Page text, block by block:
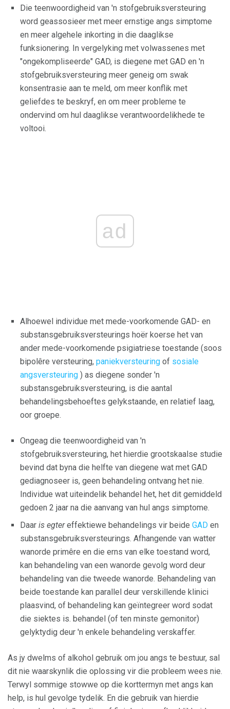
Die teenwoordigheid van 'n stofgebruiksversteuring
word geassosieer met meer ernstige angs simptome
en meer algehele inkorting in die daaglikse
funksionering. In vergelyking met volwassenes met
"ongekompliseerde" GAD, is diegene met GAD en 'n
stofgebruiksversteuring meer geneig om swak
konsentrasie aan te meld, om meer konflik met
geliefdes te beskryf, en om meer probleme te
ondervind om hul daaglikse verantwoordelikhede te
voltooi.
ad
Alhoewel individue met mede-voorkomende GAD- en
substansgebruiksversteurings hoër koerse het van
ander mede-voorkomende psigiatriese toestande (soos
bipolêre versteuring, paniekversteuring of sosiale
angsversteuring ) as diegene sonder 'n
substansgebruiksversteuring, is die aantal
behandelingsbehoeftes gelykstaande, en relatief laag,
oor groepe.
Ongeag die teenwoordigheid van 'n
stofgebruiksversteuring, het hierdie grootskaalse studie
bevind dat byna die helfte van diegene wat met GAD
gediagnoseer is, geen behandeling ontvang het nie.
Individue wat uiteindelik behandel het, het dit gemiddeld
gedoen 2 jaar na die aanvang van hul angs simptome.
Daar is egtereffektiewe behandelings vir beide GAD en
substansgebruiksversteurings. Afhangende van watter
wanorde primêre en die erns van elke toestand word,
kan behandeling van een wanorde gevolg word deur
behandeling van die tweede wanorde. Behandeling van
beide toestande kan parallel deur verskillende klinici
plaasvind, of behandeling kan geïntegreer word sodat
die siektes is. behandel (of ten minste gemonitor)
gelyktydig deur 'n enkele behandeling verskaffer.
As jy dwelms of alkohol gebruik om jou angs te bestuur, sal
dit nie waarskynlik die oplossing vir die probleem wees nie.
Terwyl sommige stowwe op die korttermyn met angs kan
help, is hul gevolge tydelik. En die gebruik van hierdie